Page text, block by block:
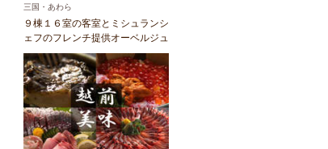
三国・あわら
９棟１６室の客室とミシュランシ
ェフのフレンチ提供オーベルジュ